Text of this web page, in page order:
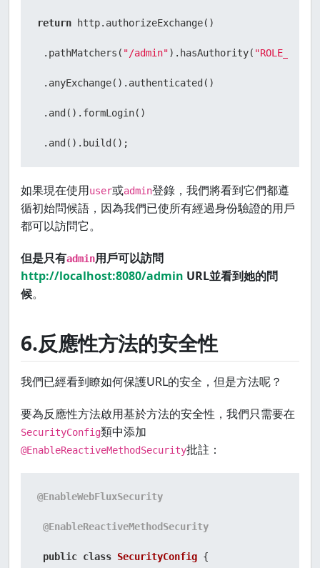
return http.authorizeExchange()
.pathMatchers( "/admin").hasAuthority(
.anyExchange().authenticated()
.and().formLogin()
.and().build();
如果現在使用user或admin登錄，我們將看到它們都遵
循初始問候語，因為我們已使所有經過身份驗證的用戶
都可以訪問它。
但是只有admin用戶可以訪問
http://localhost:8080/admin URL並看到她的問
候。
6.反應性方法的安全性
我們已經看到瞭如何保護URL的安全，但是方法呢？
要為反應性方法啟用基於方法的安全性，我們只需要在
SecurityConfig類中添加
@EnableReactiveMethodSecurity批註：
@EnableWebFluxSecurity
@EnableReactiveMethodSecurity
public class SecurityConfig {